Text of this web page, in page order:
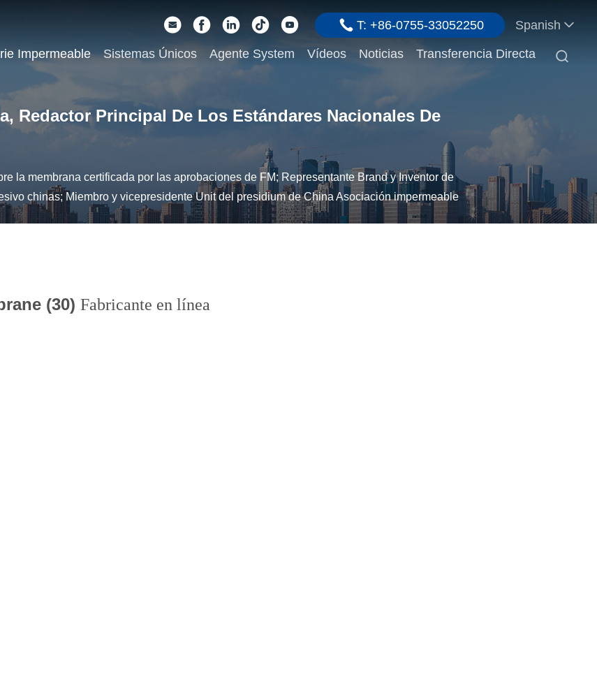
T: +86-0755-33052250 Spanish
Impermeable Sistemas Únicos Agente System Vídeos Noticias Transferencia Directa 
Redactor Principal De Los Estándares Nacionales De
la membrana certificada por las aprobaciones de FM; Representante Brand y Inventor de
chinas; Miembro y vicepresidente Unit del presidium de China Asociación impermeable
(30) Fabricante en línea